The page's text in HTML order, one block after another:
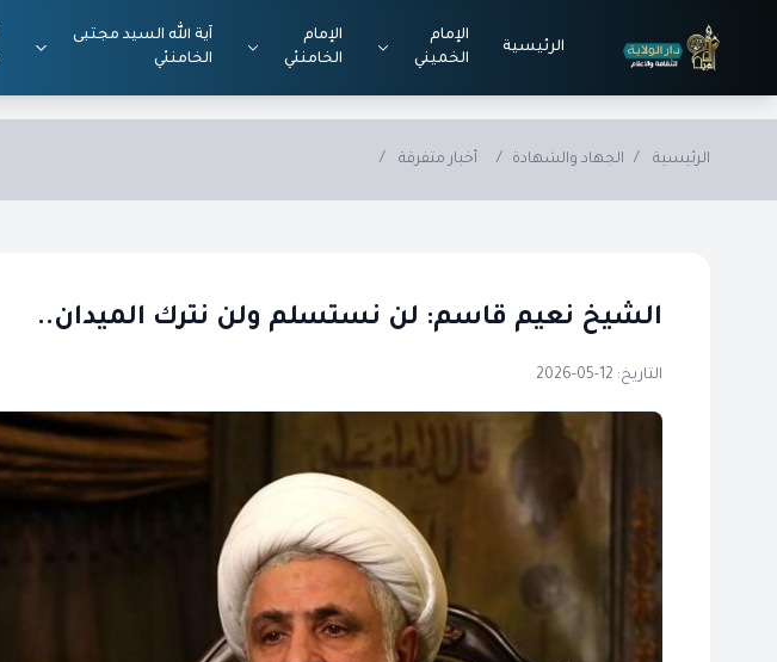
الرئيسية
الإمام
الخميني
الإمام
الخامنئي
آية الله السيد مجتبى
الخامنئي
الرئيسية / الجهاد والشهادة / أخبار متفرقة /
الشيخ نعيم قاسم: لن نستسلم ولن نترك الميدان..
التاريخ: 12-05-2026